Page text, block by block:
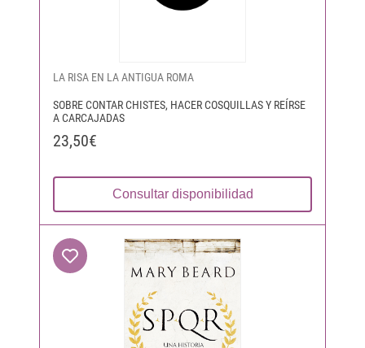
LA RISA EN LA ANTIGUA ROMA
SOBRE CONTAR CHISTES, HACER COSQUILLAS Y REÍRSE
A CARCAJADAS
23,50€
Consultar disponibilidad